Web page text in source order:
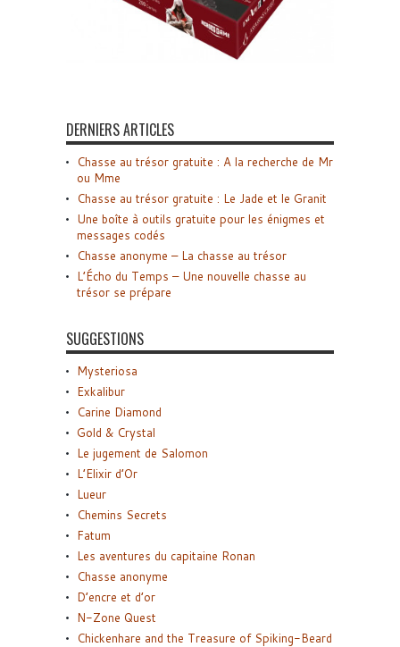
DERNIERS ARTICLES
Chasse au trésor gratuite : A la recherche de Mr
ou Mme
Chasse au trésor gratuite : Le Jade et le Granit
Une boîte à outils gratuite pour les énigmes et
messages codés
Chasse anonyme – La chasse au trésor
L’Écho du Temps – Une nouvelle chasse au
trésor se prépare
SUGGESTIONS
Mysteriosa
Exkalibur
Carine Diamond
Gold & Crystal
Le jugement de Salomon
L’Elixir d’Or
Lueur
Chemins Secrets
Fatum
Les aventures du capitaine Ronan
Chasse anonyme
D’encre et d’or
N-Zone Quest
Chickenhare and the Treasure of Spiking-Beard